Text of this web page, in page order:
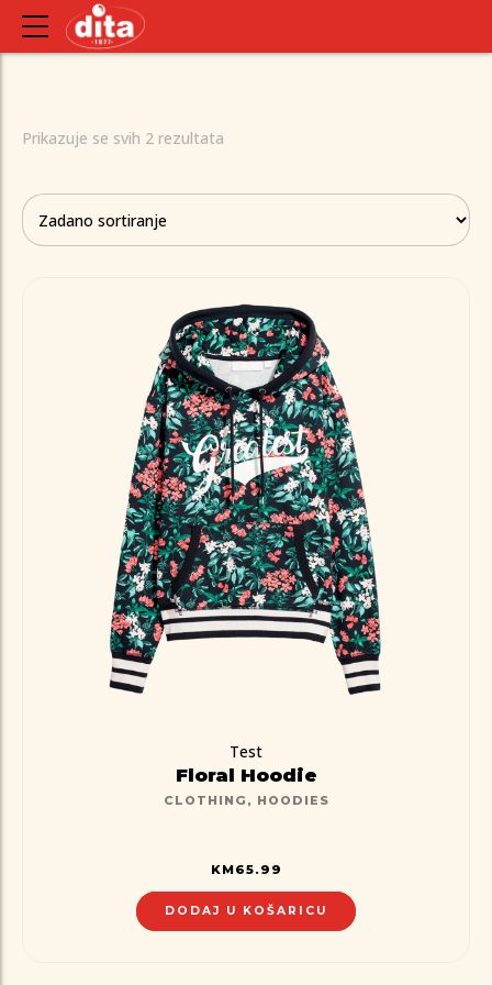
Prikazuje se svih 2 rezultata
Test
Floral Hoodie
CLOTHING , HOODIES
KM65.99
DODAJ U KOŠARICU